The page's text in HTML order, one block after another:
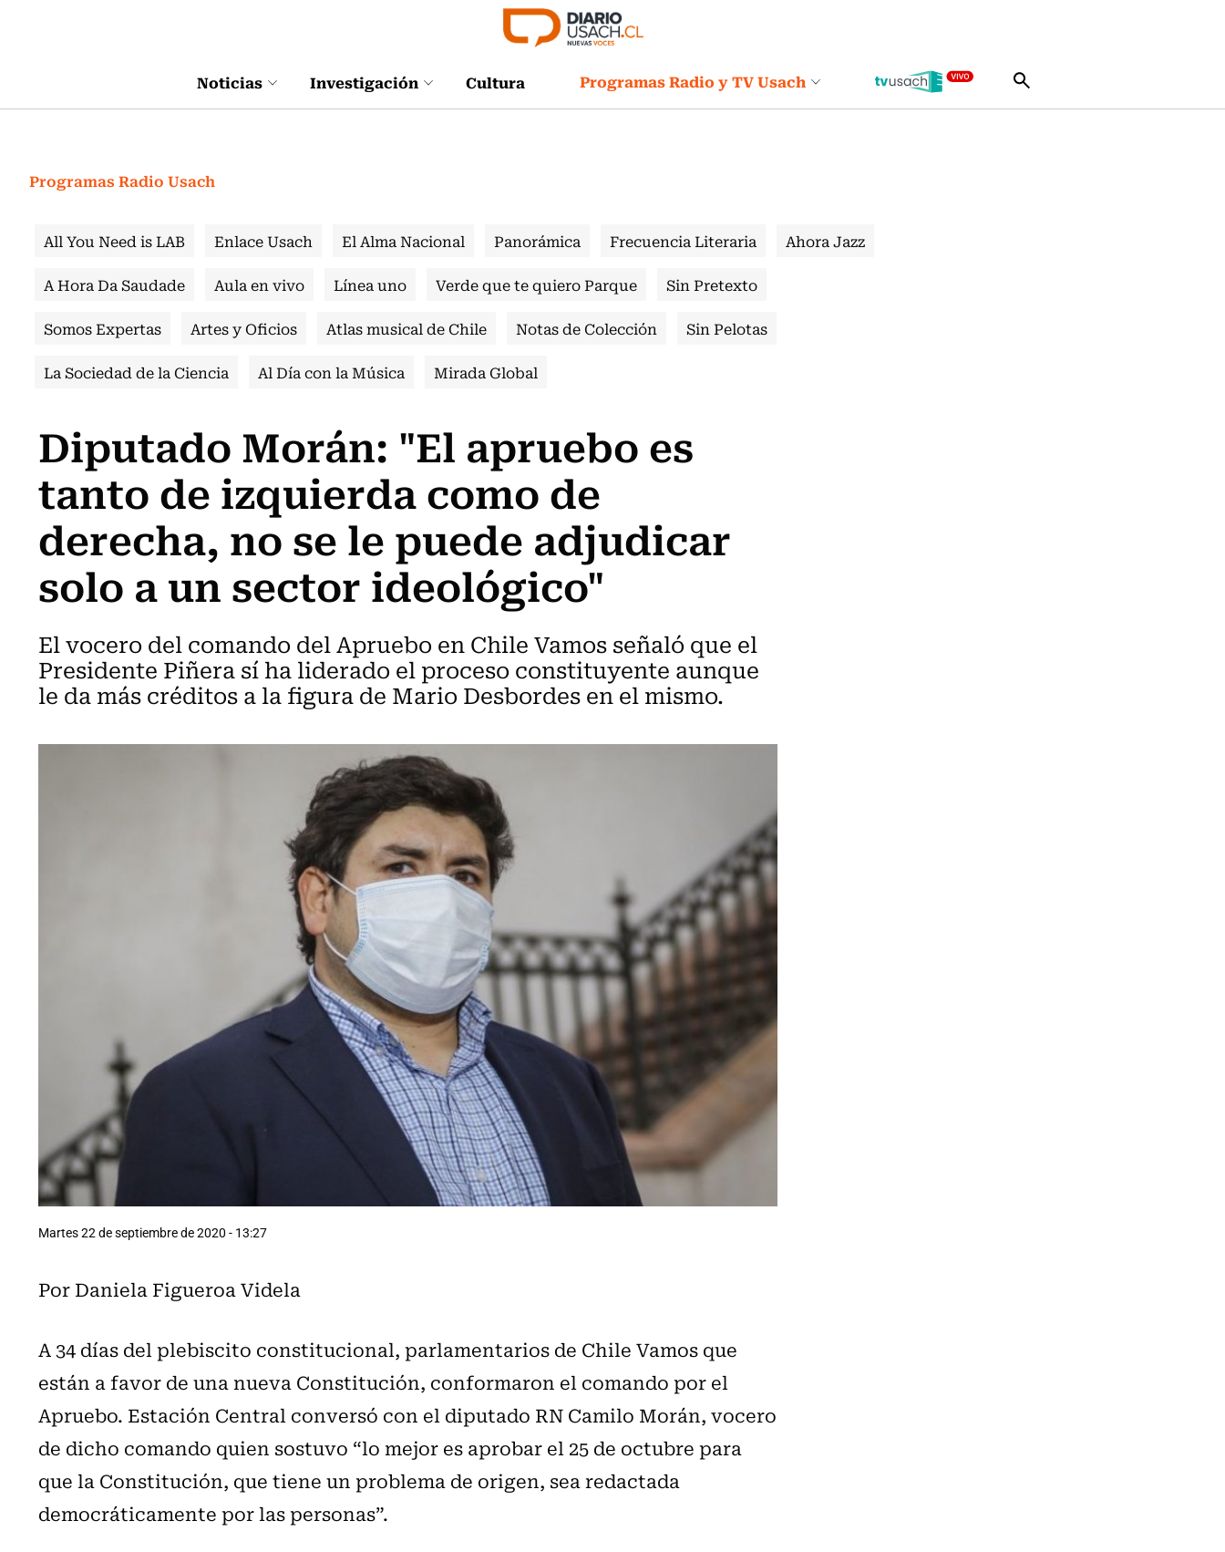
Noticias Investigación Cultura Programas Radio y TV Usach
Programas Radio Usach
All You Need is LAB Enlace Usach El Alma Nacional Panorámica Frecuencia Literaria
Ahora Jazz
A Hora Da Saudade
Aula en vivo Línea uno Verde que te quiero Parque
Sin Pretexto
Somos Expertas
Artes y Oficios Atlas musical de Chile Notas de Colección
Sin Pelotas
La Sociedad de la Ciencia
Al Día con la Música Mirada Global
Diputado Morán: "El apruebo es
tanto de izquierda como de
derecha, no se le puede adjudicar
solo a un sector ideológico"
El vocero del comando del Apruebo en Chile Vamos señaló que el
Presidente Piñera sí ha liderado el proceso constituyente aunque
le da más créditos a la figura de Mario Desbordes en el mismo.
Martes 22 de septiembre de 2020 - 13:27
Por Daniela Figueroa Videla
A 34 días del plebiscito constitucional, parlamentarios de Chile Vamos que
están a favor de una nueva Constitución, conformaron el comando por el
Apruebo. Estación Central conversó con el diputado RN Camilo Morán, vocero
de dicho comando quien sostuvo “lo mejor es aprobar el 25 de octubre para
que la Constitución, que tiene un problema de origen, sea redactada
democráticamente por las personas”.